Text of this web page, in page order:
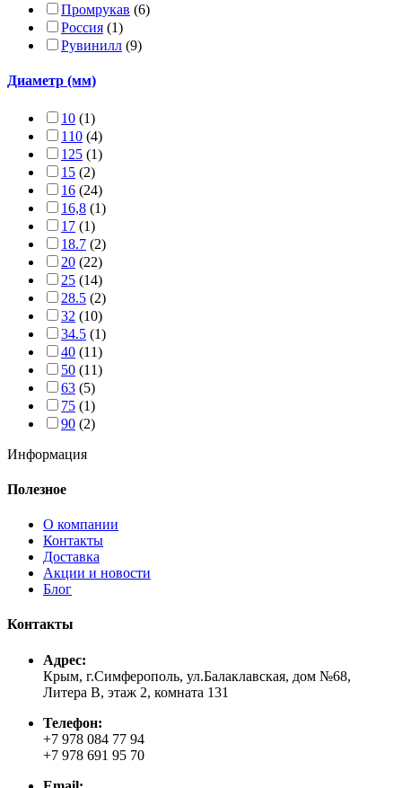
Промрукав (6)
Россия (1)
Рувинилл (9)
Диаметр (мм)
10 (1)
110 (4)
125 (1)
15 (2)
16 (24)
16,8 (1)
17 (1)
18.7 (2)
20 (22)
25 (14)
28.5 (2)
32 (10)
34.5 (1)
40 (11)
50 (11)
63 (5)
75 (1)
90 (2)
Информация
Полезное
О компании
Контакты
Доставка
Акции и новости
Блог
Контакты
Адрес:
Крым, г.Симферополь, ул.Балаклавская, дом №68,
Литера В, этаж 2, комната 131
Телефон:
+7 978 084 77 94
+7 978 691 95 70